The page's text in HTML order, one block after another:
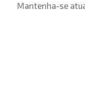
Mantenha-se